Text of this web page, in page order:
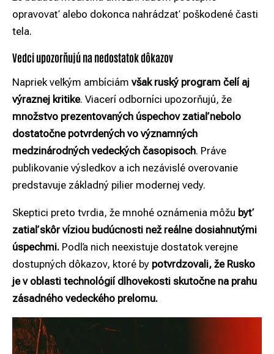
opravovať alebo dokonca nahrádzať poškodené časti
tela.
Vedci upozorňujú na nedostatok dôkazov
Napriek veľkým ambíciám však ruský program čelí aj
výraznej kritike. Viacerí odborníci upozorňujú, že
množstvo prezentovaných úspechov zatiaľ nebolo
dostatočne potvrdených vo významných
medzinárodných vedeckých časopisoch. Práve
publikovanie výsledkov a ich nezávislé overovanie
predstavuje základný pilier modernej vedy.
Skeptici preto tvrdia, že mnohé oznámenia môžu byť
zatiaľ skôr víziou budúcnosti než reálne dosiahnutými
úspechmi. Podľa nich neexistuje dostatok verejne
dostupných dôkazov, ktoré by potvrdzovali, že Rusko
je v oblasti technológií dlhovekosti skutočne na prahu
zásadného vedeckého prelomu.